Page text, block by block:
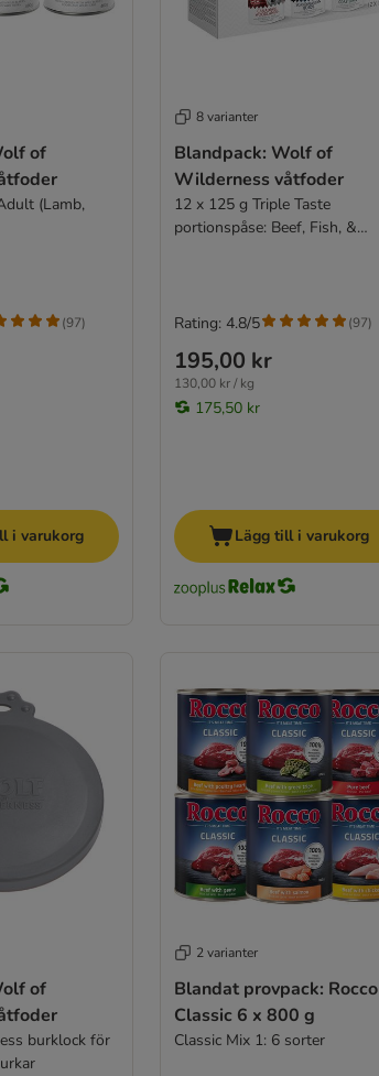
of
(Lamb,
(97)
i varukorg
8 varianter
Blandpack: Wolf of
Wilderness våtfoder
12 x 125 g Triple Taste
portionspåse: Beef, Fish, &
195,00 kr
130,00 kr / kg
175,50 kr
Rating: 4.8/5 (97)
Lägg till i varukorg
of
burklock för
2 varianter
Blandat provpack: Rocco
Classic 6 x 800 g
Classic Mix 1: 6 sorter